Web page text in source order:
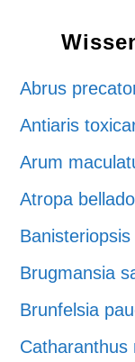
Abrus
Antiaris
Arum
Atropa
Banisteriopsis
Brugmansia
Brunfelsia
Catharanthus